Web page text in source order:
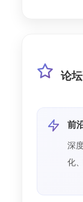
论
前
深
化